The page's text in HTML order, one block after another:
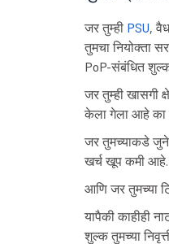
जर तुम्ही PSU,
तुमचा नियोक्ता
PoP-संबंधित शुल्क
जर तुम्ही खासगी
केला गेला आहे का
जर तुमच्याकडे जुने
खर्च खूप कमी आहे.
आणि जर तुमच्या
यापैकी काहीही
शुल्क तुमच्या